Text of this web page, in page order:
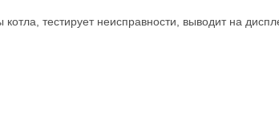
тестирует неисправности, выводит на